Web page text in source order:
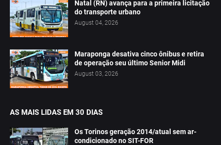
Natal (RN) avança para a primeira licitação
do transporte urbano
August 04, 2026
Maraponga desativa cinco ônibus e retira
de operação seu último Senior Midi
August 03, 2026
AS MAIS LIDAS EM 30 DIAS
Os Torinos geração 2014/atual sem ar-
condicionado no SIT-FOR